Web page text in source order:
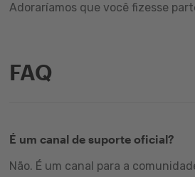
Adoraríamos que você fizesse
FAQ
É um canal de suporte oficial?
Não. É um canal para a